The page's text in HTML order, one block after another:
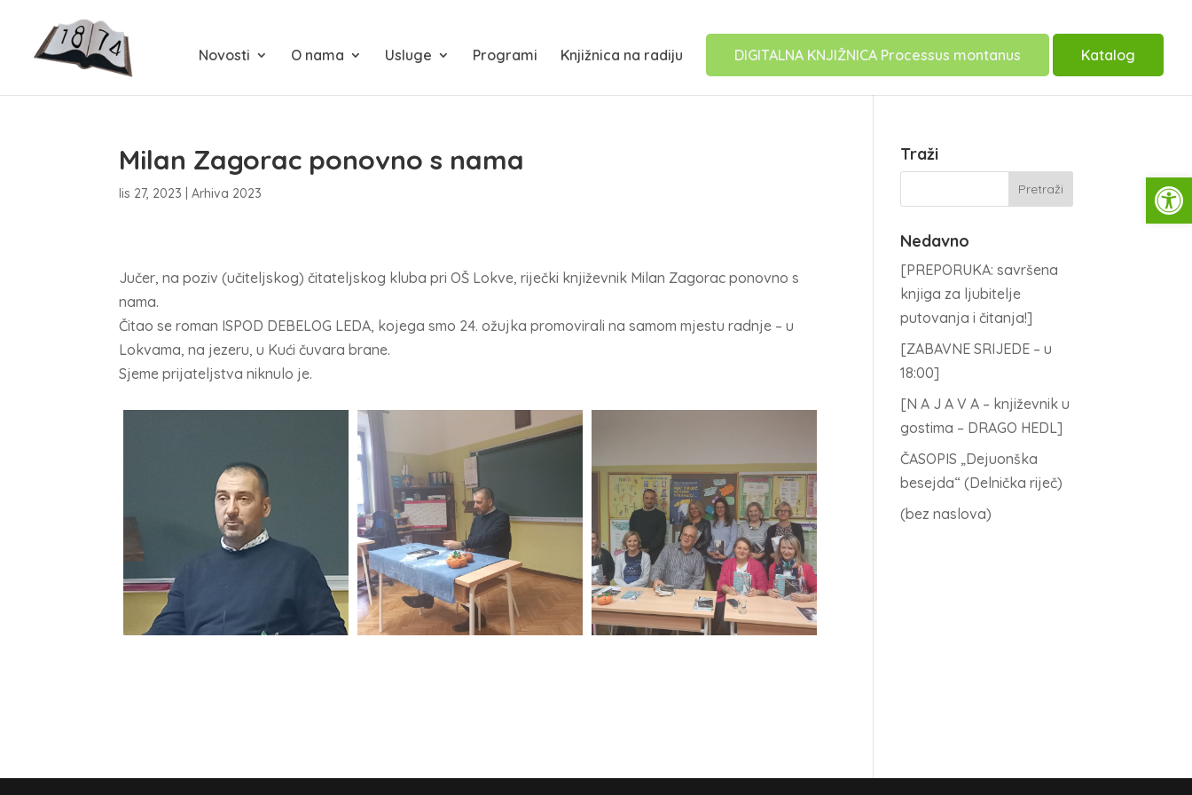
Novosti O nama Usluge Programi Knjižnica na radiju DIGITALNA KNJIŽNICA Processus montanus Katalog
Milan Zagorac ponovno s nama
lis 27, 2023 |Arhiva 2023
Jučer, na poziv (učiteljskog) čitateljskog kluba pri OŠ Lokve, riječki književnik Milan Zagorac ponovno s
nama.
Čitao se roman ISPOD DEBELOG LEDA, kojega smo 24. ožujka promovirali na samom mjestu radnje – u
Lokvama, na jezeru, u Kući čuvara brane.
Sjeme prijateljstva niknulo je.
Traži
Nedavno
[PREPORUKA: savršena
knjiga za ljubitelje
putovanja i čitanja!]
[ZABAVNE SRIJEDE – u
18:00]
[N A J A V A – književnik u
gostima – DRAGO HEDL]
ČASOPIS „Dejuonška
besejda“ (Delnička riječ)
(bez naslova)